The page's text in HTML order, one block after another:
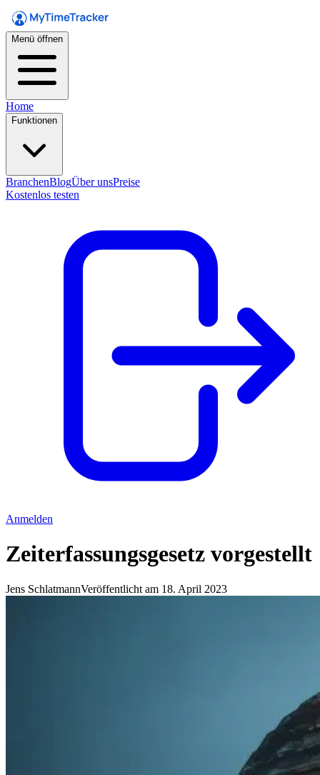
Menü öffnen
Home
Funktionen
BranchenBlogÜber unsPreise
Kostenlos testen
Anmelden
Zeiterfassungsgesetz vorgestellt
Jens SchlatmannVeröffentlicht am 18. April 2023